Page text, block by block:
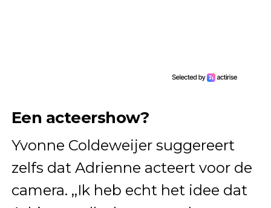
Een acteershow?
Yvonne Coldeweijer suggereert
zelfs dat Adrienne acteert voor de
camera. ,,Ik heb echt het idee dat